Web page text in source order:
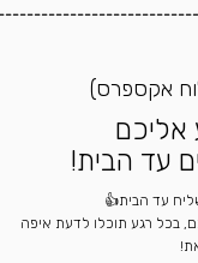
אקספרס)
אליכם
עד הבית👍
בכל רגע תוכלו לדעת איפה